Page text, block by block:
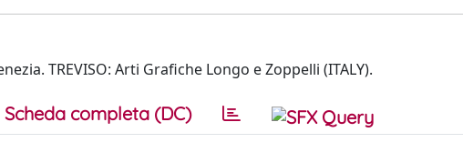
TREVISO: Arti Grafiche Longo e Zoppelli (ITALY).
Scheda completa (DC)